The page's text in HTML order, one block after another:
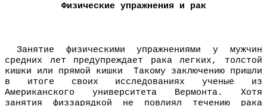
Физические упражнения и рак
Занятие физическими упражнениями у мужчин
средних лет предупреждает рака легких, толстой
кишки или прямой кишки Такому заключению пришли
в итоге своих исследованиях ученые из
Американского университета Вермонта. Хотя
занятия физзарядкой не повлиял течению рака